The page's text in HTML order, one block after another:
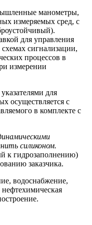
манометры,
измеряемых сред, с
для управления
сигнализации,
процессов в
измерении
для
осуществляется с
в комплекте с
силиконом.
к гидрозаполнению)
заказчика.
водоснабжение,